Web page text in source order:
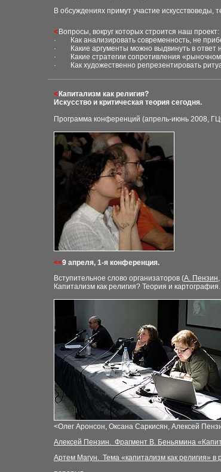
В обсуждениях примут участие
< Вопросы, вокруг которых строится наш проект:
· Как анализировать современность, не
· Какие аргументы можно выдвинуть в ответ
· Какие стратегии сопротивления
· Как художественно репрезентировать
< Капитализм как религия?
Искусство и критическая теория сегодня.
Программа конференций (апрель-июнь 2008,
<<9 апреля, 1-я конференция.
Вступительное слово организаторов (А. Пензин,
Капитализм как религия? Теория и картография.
<Олег Аронсон, Оксана Саркисян, Алексей
Алексей Пензин. Фрагмент В. Беньямина
Артем Магун. Тема «капитализм как религия»